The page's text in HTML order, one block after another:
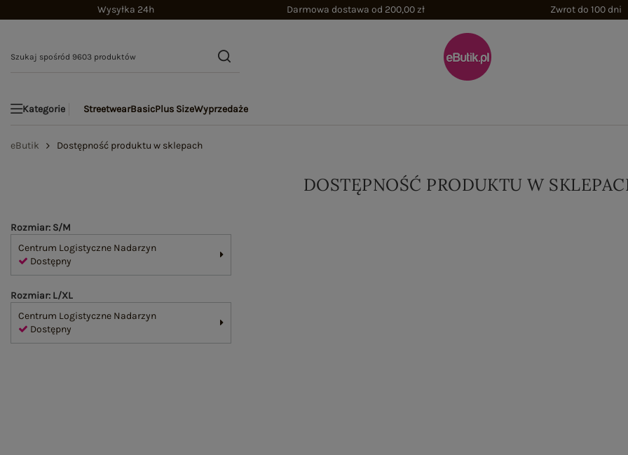
Wysyłka 24h Darmowa dostawa od 200,00 zł Zwrot do 100 dni
Kategorie StreetwearBasicPlus SizeWyprzedaże
eButik Dostępność produktu w sklepach
DOSTĘPNOŚĆ PRODUKTU W
Rozmiar: S/M
Centrum Logistyczne Nadarzyn
Dostępny
Rozmiar: L/XL
Centrum Logistyczne Nadarzyn
Dostępny